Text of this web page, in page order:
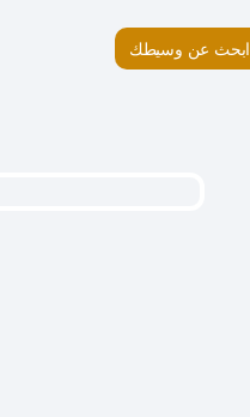
ابحث عن وسيطك